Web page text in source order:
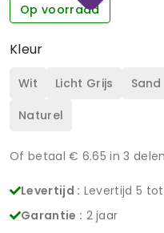
Op voorraad
Kleur
Wit Licht Grijs Sand
Naturel
Of betaal € 6.65 in 3
Levertijd : Levertijd 5
Garantie : 2 jaar